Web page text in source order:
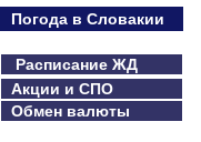
Погода в Словакии
Расписание ЖД
Акции и СПО
Обмен валюты